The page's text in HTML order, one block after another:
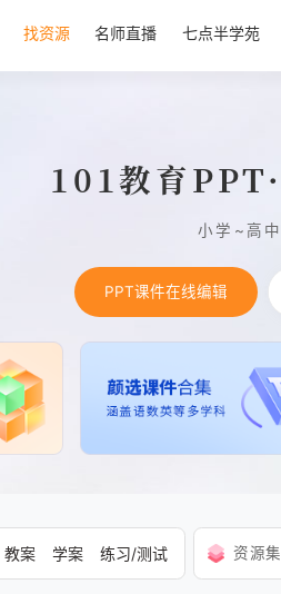
找资源 名师直播 七点半学苑
101教育
小学~高
PPT课件在线编辑
教案 学案 练习/测试 资源